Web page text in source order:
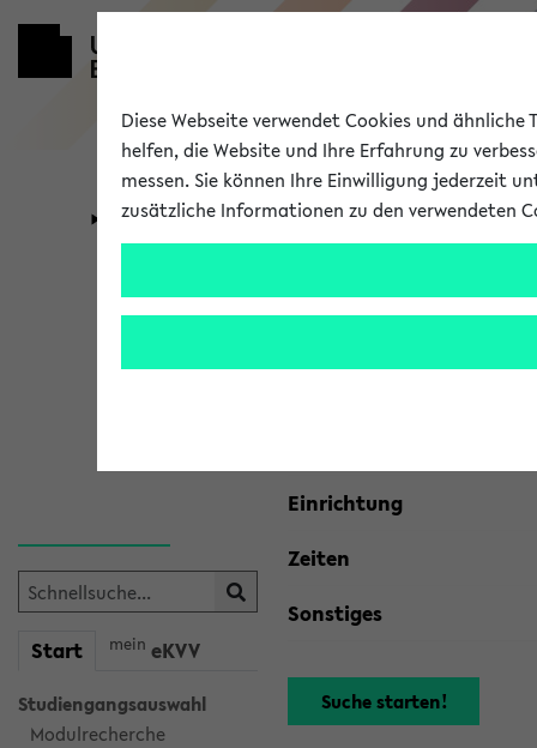
Universität Forschung
Start mein eKVV
Studiengangsauswahl
Modulrecherche
Kombisuche
Ihre Suchkriterien:
Einrichtung
Zeiten
Sonstiges
Diese Webseite verwendet Cookies und
helfen, die Website und Ihre Erfahrung zu
messen. Sie können Ihre Einwilligung jederzeit
zusätzliche Informationen zu den verwendeten